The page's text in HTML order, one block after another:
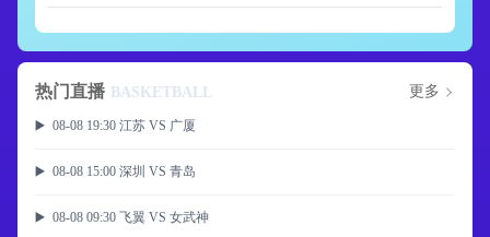
热门直播 BASKETBALL 更多
▶️ 08-08 19:30 江苏 VS 广厦
▶️ 08-08 15:00 深圳 VS 青岛
▶️ 08-08 09:30 飞翼 VS 女武神